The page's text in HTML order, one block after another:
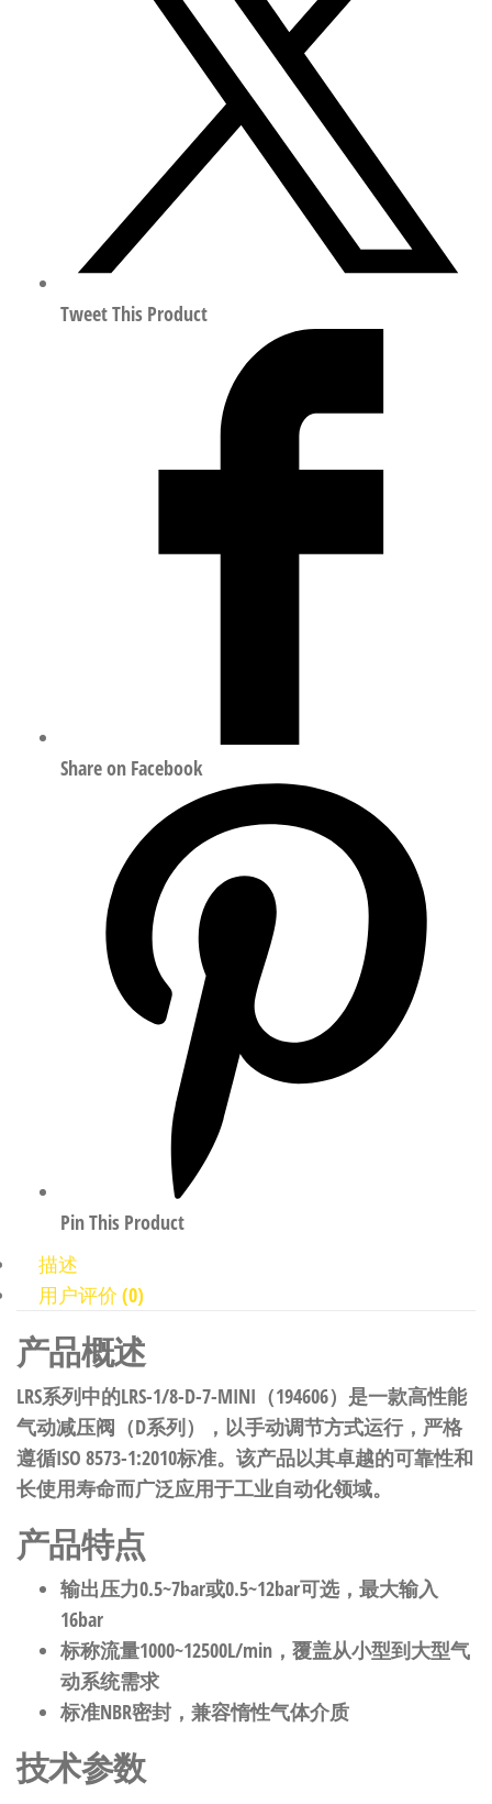
1:2010
194606
Tweet This Product
Share on Facebook
Pin This Product
描述
用户评价 (0)
产品概述
LRS系列中的LRS-1/8-D-7-MINI（194606）是一款高性能
气动减压阀（D系列），以手动调节方式运行，严格
遵循ISO 8573-1:2010标准。该产品以其卓越的可靠性和
长使用寿命而广泛应用于工业自动化领域。
产品特点
输出压力0.5~7bar或0.5~12bar可选，最大输入
16bar
标称流量1000~12500L/min，覆盖从小型到大型气
动系统需求
标准NBR密封，兼容惰性气体介质
技术参数